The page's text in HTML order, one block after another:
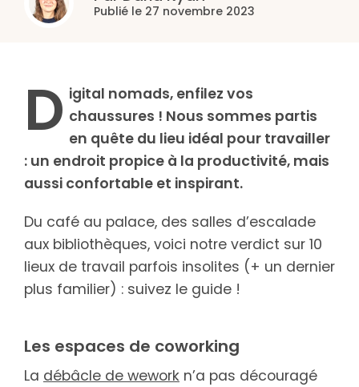
Publié le 27 novembre 2023
D igital nomads, enfilez vos
chaussures ! Nous sommes partis
en quête du lieu idéal pour travailler
: un endroit propice à la productivité, mais
aussi confortable et inspirant.
Du café au palace, des salles d’escalade
aux bibliothèques, voici notre verdict sur 10
lieux de travail parfois insolites (+ un dernier
plus familier) : suivez le guide !
Les espaces de coworking
La débâcle de wework n’a pas découragé